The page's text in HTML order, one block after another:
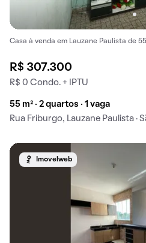
Casa à venda em Lauzane Paulista de 55
R$ 307.300
R$ 0 Condo. + IPTU
55 m² · 2 quartos · 1 vaga
Rua Friburgo, Lauzane Paulista ·
Imovelweb